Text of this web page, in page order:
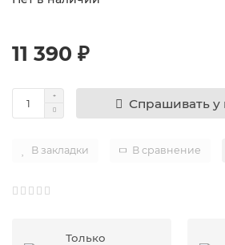
11 390 ₽
Спрашивать
В закладки В сравнение
Только